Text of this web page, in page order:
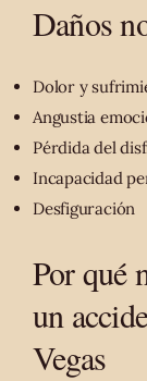
Daños
Dolor y
Angustia
Pérdida del
Incapacidad
Desfiguración
Por qué
un
Vegas